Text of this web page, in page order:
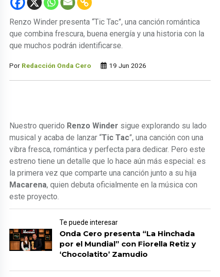
Renzo Winder presenta “Tic Tac”, una canción romántica
que combina frescura, buena energía y una historia con la
que muchos podrán identificarse.
Por Redacción Onda Cero 19 Jun 2026
Nuestro querido Renzo Winder sigue explorando su lado
musical y acaba de lanzar “Tic Tac”, una canción con una
vibra fresca, romántica y perfecta para dedicar. Pero este
estreno tiene un detalle que lo hace aún más especial: es
la primera vez que comparte una canción junto a su hija
Macarena, quien debuta oficialmente en la música con
este proyecto.
Te puede interesar
Onda Cero presenta “La Hinchada
por el Mundial” con Fiorella Retiz y
‘Chocolatito’ Zamudio